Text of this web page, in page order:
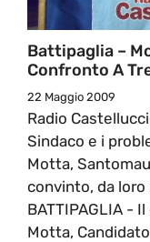
Battipaglia –
Confronto A
22 Maggio 2009
Radio
Sindaco e i
Motta,
convinto, da
BATTIPAGLIA -
Motta,